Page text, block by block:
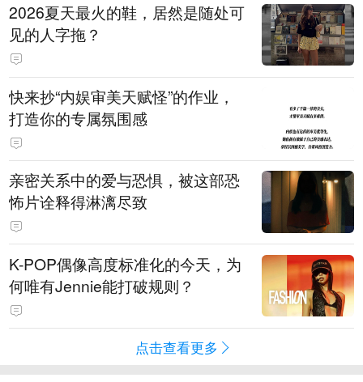
2026夏天最火的鞋，居然是随处可
见的人字拖？
快来抄“内娱审美天赋怪”的作业，
打造你的专属氛围感
亲密关系中的爱与恐惧，被这部恐
怖片诠释得淋漓尽致
K-POP偶像高度标准化的今天，为
何唯有Jennie能打破规则？
点击查看更多